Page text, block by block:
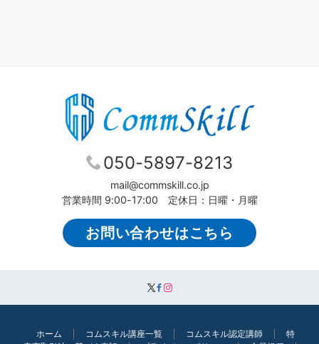
050-5897-8213
mail@commskill.co.jp
営業時間 9:00-17:00 定休日：日曜・月曜
お問い合わせはこちら
ホーム コムスキル講座一覧 コムスキル認定講師
特